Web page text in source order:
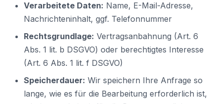
Verarbeitete Daten: Name, E-Mail-Adresse,
Nachrichteninhalt, ggf. Telefonnummer
Rechtsgrundlage: Vertragsanbahnung (Art. 6
Abs. 1 lit. b DSGVO) oder berechtigtes Interesse
(Art. 6 Abs. 1 lit. f DSGVO)
Speicherdauer: Wir speichern Ihre Anfrage so
lange, wie es für die Bearbeitung erforderlich ist,